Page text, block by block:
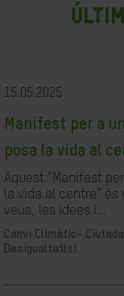
15.05.2025
Manifest per a
posa la vida al
Aquest “Manifest
la vida al centre”
veus, les idees i...
Canvi Climàtic-
Desigualtat(s)